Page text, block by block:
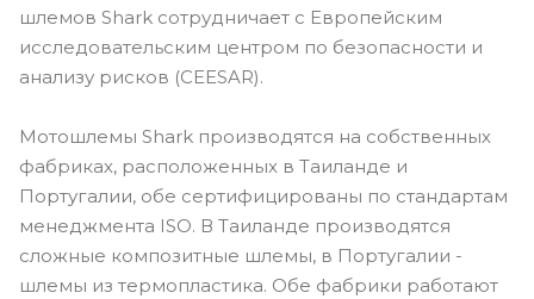
шлемов Shark сотрудничает с Европейским
исследовательским центром по безопасности и
анализу рисков (CEESAR).
Мотошлемы Shark производятся на собственных
фабриках, расположенных в Таиланде и
Португалии, обе сертифицированы по стандартам
менеджмента ISO. В Таиланде производятся
сложные композитные шлемы, в Португалии -
шлемы из термопластика. Обе фабрики работают